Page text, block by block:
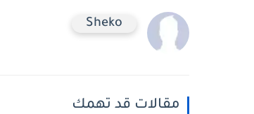
Sheko
مقالات قد تهمك